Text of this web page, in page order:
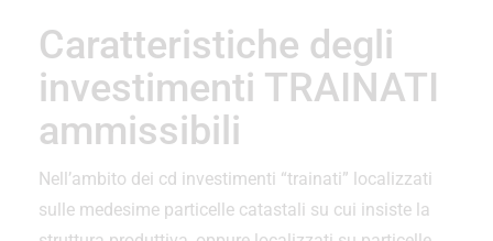
Caratteristiche degli
investimenti TRAINATI
ammissibili
Nell’ambito dei cd investimenti “trainati” localizzati
sulle medesime particelle catastali su cui insiste la